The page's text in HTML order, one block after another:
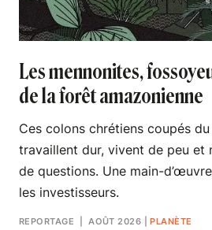
Les mennonites,
de la forêt amazonienne
Ces colons chrétiens coupés
travaillent dur, vivent de peu et
de questions. Une main-
les investisseurs.
REPORTAGE | AOÛT 2026 |PLANÈTE